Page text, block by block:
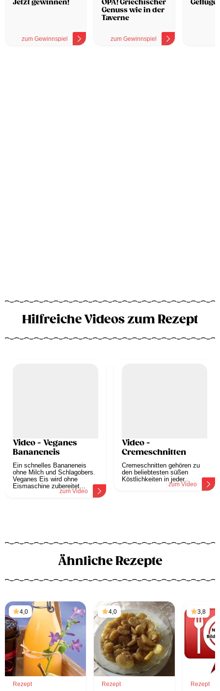
Jetzt gewinnen!
zum Gewinnspiel
OPA! Griechischer
Genuss wie in der
Taverne
zum Gewinnspiel
Hilfreiche Videos zum Rezept
Video - Veganes
Bananeneis
Ein schnelles Bananeneis
ohne Milch und Schlagobers.
Veganes Eis wird ohne
Eismaschine zubereitet...
zum Video
Video -
Cremeschnitten
Cremeschnitten gehören zu
den beliebtesten süßen
Köstlichkeiten in jeder...
zum Video
Ähnliche Rezepte
4,0
Rezept
4,0
Rezept
3,8
Rezept